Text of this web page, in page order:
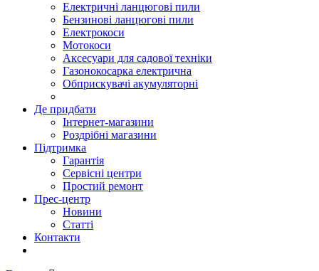
Електричні ланцюгові пили
Бензинові ланцюгові пили
Електрокоси
Мотокоси
Аксесуари для садової техніки
Газонокосарка електрична
Обприскувачі акумуляторні
Де придбати
Інтернет-магазини
Роздрібні магазини
Підтримка
Гарантія
Сервісні центри
Простий ремонт
Прес-центр
Новини
Статті
Контакти